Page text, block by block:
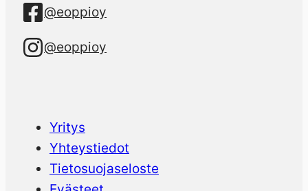
@eoppioy
@eoppioy
Yritys
Yhteystiedot
Tietosuojaseloste